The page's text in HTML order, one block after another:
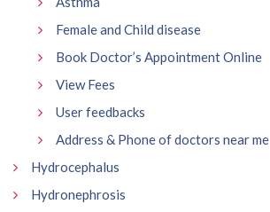
Female and Child disease
Book Doctor’s Appointment Online
View Fees
User feedbacks
Address & Phone of doctors near me
Hydrocephalus
Hydronephrosis